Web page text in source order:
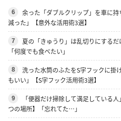
6
余った「ダブルクリップ」を車に
減った」【意外な活用術3選】
7
夏の「きゅうり」は乱切りにする
「何度でも食べたい」
8
洗った水筒のふたをS字フックに掛
もいい」【S字フック活用術3選】
9
「便器だけ掃除して満足している
つの場所】「忘れてた…」